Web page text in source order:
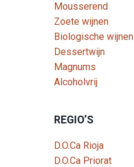
Mousserend
Zoete wijnen
Biologische wijnen
Dessertwijn
Magnums
Alcoholvrij
REGIO’S
D.O.Ca Rioja
D.O.Ca Priorat